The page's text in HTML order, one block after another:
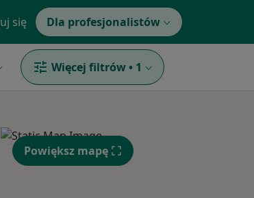
się Dla profesjonalistów
Więcej filtrów • 1
Powiększ mapę